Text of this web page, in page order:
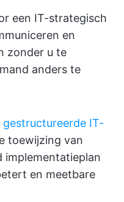
een IT-strategisch
en
zonder u te
anders te
gestructureerde IT-
toewijzing van
implementatieplan
en meetbare